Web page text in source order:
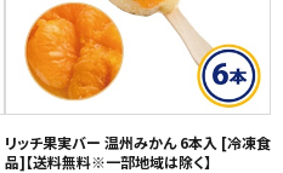
リッチ果実バー 温州みかん 6本入 [冷凍食
品]【送料無料※一部地域は除く】